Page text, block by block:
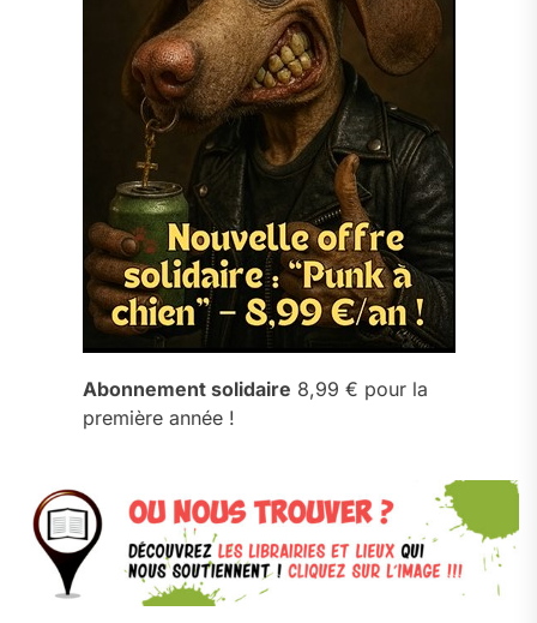
Abonnement solidaire 8,99 € pour la
première année !